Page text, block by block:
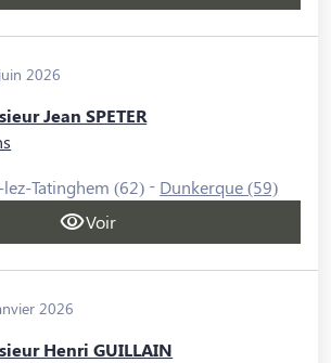
2026
Jean SPETER
Tatinghem (62) - Dunkerque (59)
Voir
2026
Henri GUILLAIN